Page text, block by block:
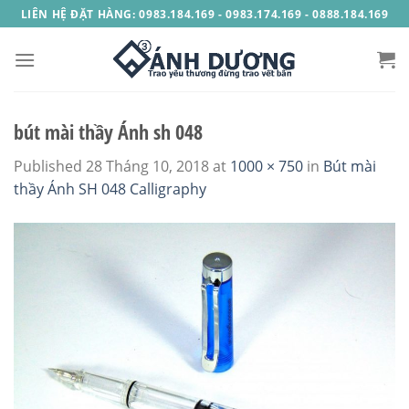
Skip
to
content
LIÊN HỆ ĐẶT HÀNG: 0983.184.169 - 0983.174.169 - 0888.184.169
bút mài thầy Ánh sh 048
Published 28 Tháng 10, 2018at 1000 × 750 in Bút mài
thầy Ánh SH 048 Calligraphy